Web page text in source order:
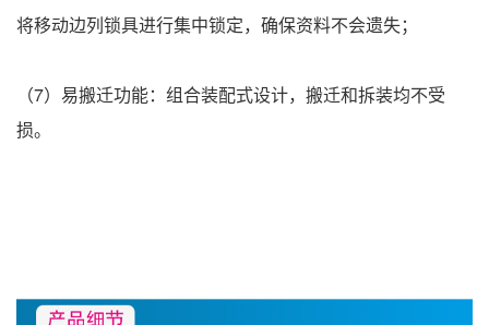
将移动边列锁具进行集中锁定，确保资料不会遗失；
（7）易搬迁功能：组合装配式设计，搬迁和拆装均不受
损。